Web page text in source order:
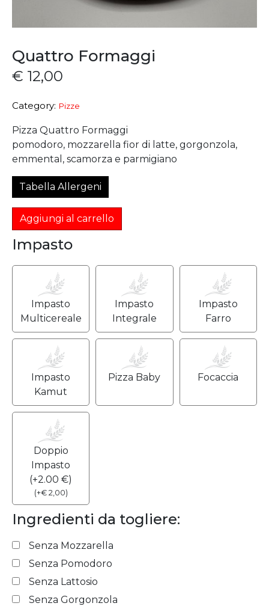
Quattro Formaggi
€ 12,00
Category: Pizze
Pizza Quattro Formaggi
pomodoro, mozzarella fior di latte, gorgonzola,
emmental, scamorza e parmigiano
Tabella Allergeni
Aggiungi al carrello
Impasto
Impasto
Multicereale
Impasto
Integrale
Impasto
Farro
Impasto
Kamut
Pizza Baby Focaccia
Doppio
Impasto
(+2.00 €)
(+€2,00)
Ingredienti da togliere:
Senza Mozzarella
Senza Pomodoro
Senza Lattosio
Senza Gorgonzola